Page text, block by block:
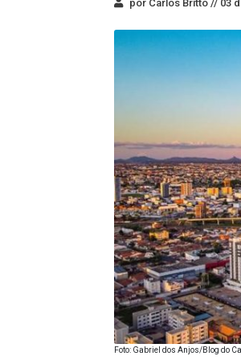
por Carlos Britto // 03
Foto: Gabriel dos Anjos/Blog do